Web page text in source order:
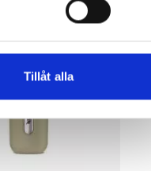
och besöker sidan delar
information från din enhet
kombinera informationen
tjänster.
Tillåt alla